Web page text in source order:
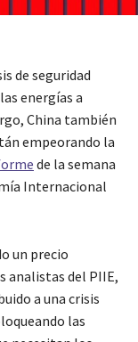
de seguridad
energías a
China también
empeorando la
de la semana
Internacional
un precio
analistas del PIIE,
a una crisis
las